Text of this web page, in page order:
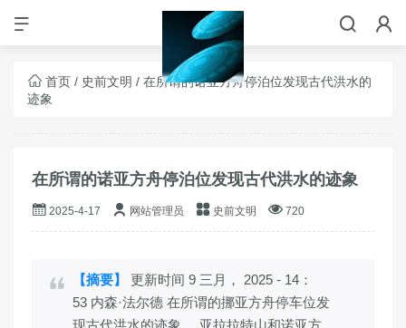
首页 / 史前文明 / 在所谓的诺亚方舟停泊位发现古代洪水的
迹象
在所谓的诺亚方舟停泊位发现古代洪水的迹象
2025-4-17 网站管理员 史前文明 720
【摘要】
更新时间 9 三月， 2025 - 14：
53 内森·法尔德 在所谓的挪亚方舟停车位发
现古代洪水的迹象 亚拉拉特山和诺亚方